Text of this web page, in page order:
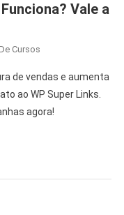
Vale a
Cursos
de vendas e aumenta
ao WP Super Links.
agora!